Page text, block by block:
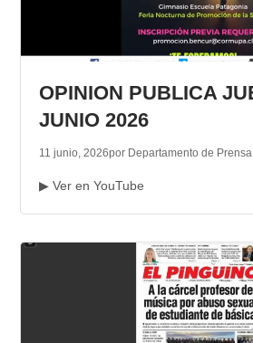
OPINION PUBLICA
JUNIO 2026
11 junio, 2026por Departamento de Prensa
▶ Ver en YouTube